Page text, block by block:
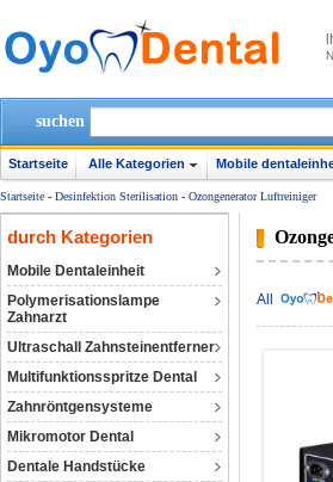
suchen
Startseite Alle Kategorien Mobile
Startseite - Desinfektion Sterilisation - Ozongenerator Luftreiniger
durch Kategorien
Mobile Dentaleinheit
Polymerisationslampe
Zahnarzt
Ultraschall Zahnsteinentferner
Multifunktionsspritze Dental
Zahnröntgensysteme
Mikromotor Dental
Dentale Handstücke
All